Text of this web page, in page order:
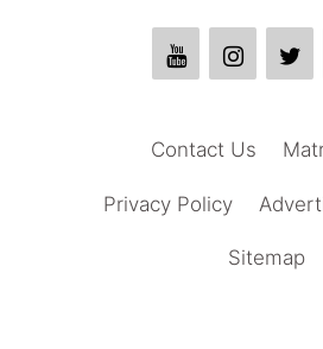
Contact Us
Privacy Policy
Sitemap